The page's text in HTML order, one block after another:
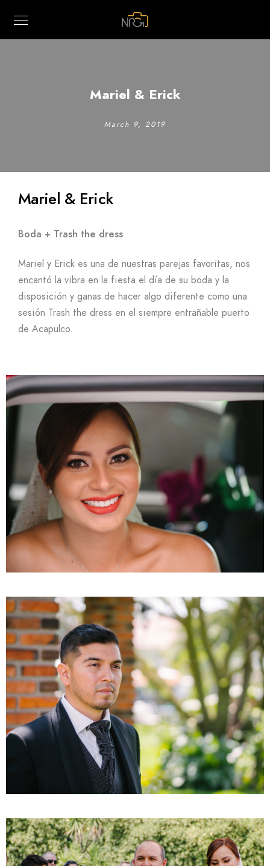
Mariel & Erick
March 9, 2019
Mariel & Erick
Boda + Trash the dress
Mariel y Erick es una de nuestras parejas favoritas, nos
encantó la vibra en la fiesta el día de su boda y la
disposición y ganas de hacer algo diferente como una
sesión Trash the dress en el siempre entrañable puerto
de Acapulco.